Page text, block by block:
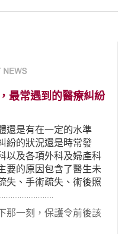
最常遇到的醫療糾紛
還是有在一定的水準
紛的狀況還是時常發
以及各項外科及婦產科
要的原因包含了醫生未
失、手術疏失、術後照
。雖然醫學進步，但醫
還是經常發生。很多案
，我們如果不幸遇到相
那一刻，保護令前後該